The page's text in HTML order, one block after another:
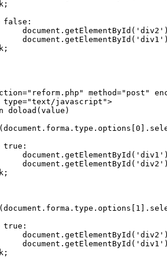
method="post"
javascript">
doload(value)